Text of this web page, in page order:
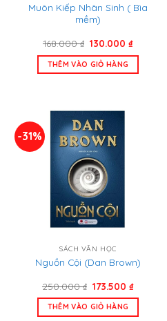
Muôn Kiếp Nhân Sinh ( Bìa
mềm)
168.000₫ Giá
là:
168.000 ₫.
130.000₫Giá
tại
THÊM VÀO GIỎ HÀNG
-31%
SÁCH VĂN HỌC
Nguồn Cội (Dan Brown)
250.000₫ Giá
là:
250.000 ₫.
173.500₫Giá
THÊM VÀO GIỎ HÀNG